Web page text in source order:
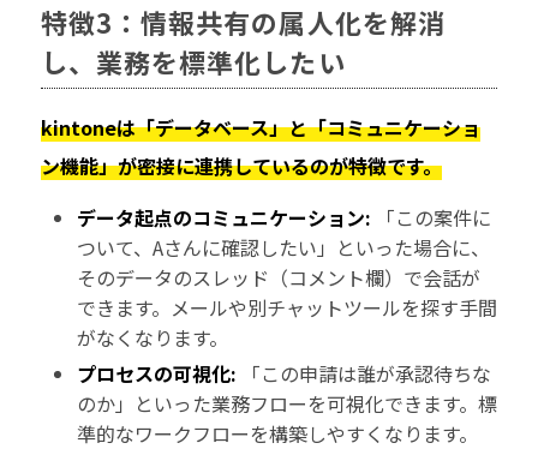
特徴3：情報共有の属人化を解消
し、業務を標準化したい
kintoneは「データベース」と「コミュニケーショ
ン機能」が密接に連携しているのが特徴です。
データ起点のコミュニケーション: 「この案件に
ついて、Aさんに確認したい」といった場合に、
そのデータのスレッド（コメント欄）で会話が
できます。メールや別チャットツールを探す手間
がなくなります。
プロセスの可視化: 「この申請は誰が承認待ちな
のか」といった業務フローを可視化できます。標
準的なワークフローを構築しやすくなります。